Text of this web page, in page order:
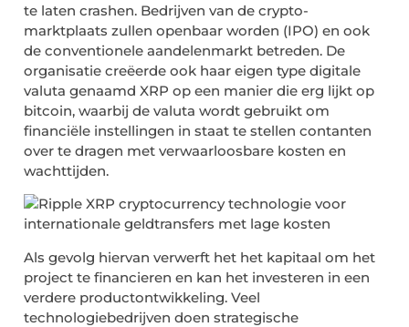
te laten crashen. Bedrijven van de crypto-
marktplaats zullen openbaar worden (IPO) en ook
de conventionele aandelenmarkt betreden. De
organisatie creëerde ook haar eigen type digitale
valuta genaamd XRP op een manier die erg lijkt op
bitcoin, waarbij de valuta wordt gebruikt om
financiële instellingen in staat te stellen contanten
over te dragen met verwaarloosbare kosten en
wachttijden.
Als gevolg hiervan verwerft het het kapitaal om het
project te financieren en kan het investeren in een
verdere productontwikkeling. Veel
technologiebedrijven doen strategische